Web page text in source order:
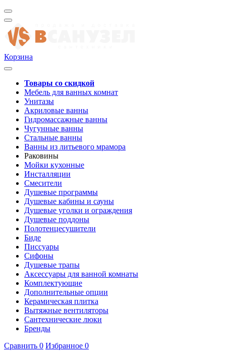
Корзина
Товары со скидкой
Мебель для ванных комнат
Унитазы
Акриловые ванны
Гидромассажные ванны
Чугунные ванны
Стальные ванны
Ванны из литьевого мрамора
Раковины
Мойки кухонные
Инсталляции
Смесители
Душевые программы
Душевые кабины и сауны
Душевые уголки и ограждения
Душевые поддоны
Полотенцесушители
Биде
Писсуары
Сифоны
Душевые трапы
Аксессуары для ванной комнаты
Комплектующие
Дополнительные опции
Керамическая плитка
Вытяжные вентиляторы
Сантехнические люки
Бренды
Сравнить 0 Избранное 0